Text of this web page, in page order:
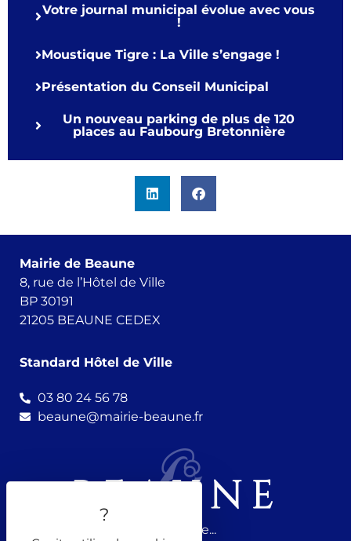
Votre journal municipal évolue avec vous
!
Moustique Tigre : La Ville s’engage !
Présentation du Conseil Municipal
Un nouveau parking de plus de 120
places au Faubourg Bretonnière
Mairie de Beaune
8, rue de l’Hôtel de Ville
BP 30191
21205 BEAUNE CEDEX
Standard Hôtel de Ville
03 80 24 56 78
beaune@mairie-beaune.fr
Nous suivre...